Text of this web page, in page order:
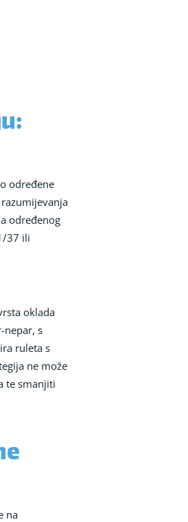
određene
određenog
37 ili
oklada
nepar, s
ruleta s
ne može
te smanjiti
na